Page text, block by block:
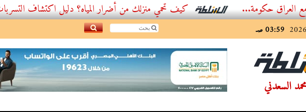
كيف تحمي منزلك من أضرار المياه؟ دليل اكتشاف التسربات وأفضل...
03:59 صـ
السعدني